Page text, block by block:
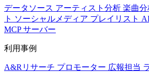
データソース アーティスト分析 楽曲分
ト ソーシャルメディア プレイリスト
MCP サーバー
利用事例
A&Rリサーチ プロモーター 広報担当